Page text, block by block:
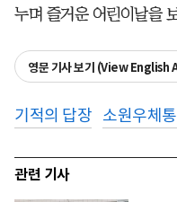
누며 즐거운 어린이날을
영문 기사 보기 (View English
기적의 답장 소원우체통
관련 기사